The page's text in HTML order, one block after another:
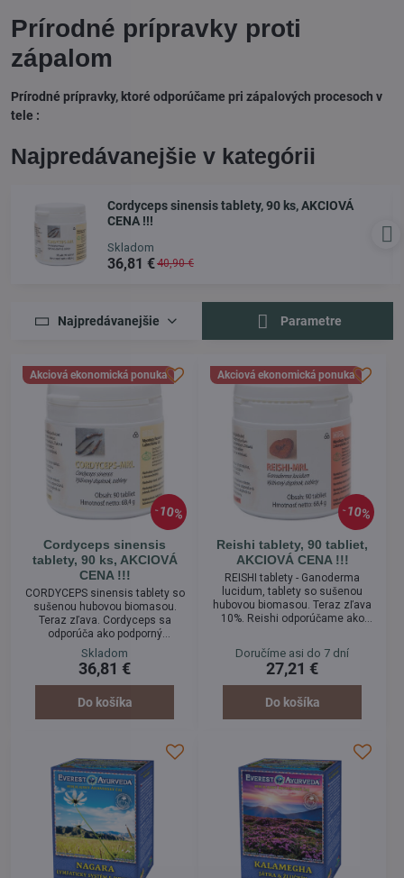
Prírodné prípravky proti
zápalom
Prírodné prípravky, ktoré odporúčame pri zápalových procesoch v
tele :
Najpredávanejšie v kategórii
Cordyceps sinensis tablety, 90 ks, AKCIOVÁ
CENA !!!
Skladom
36,81 €40,90 €
Najpredávanejšie Parametre
10%
Akciová ekonomická ponuka
Cordyceps sinensis
tablety, 90 ks, AKCIOVÁ
CENA !!!
CORDYCEPS sinensis tablety so
sušenou hubovou biomasou.
Teraz zľava. Cordyceps sa
odporúča ako podporný
prostriedok pri: oslabenej
imunite, stafylokokových,
streptokokových a
pneumokokových infekciách,
stavoch po chemoterapii a
Skladom
36,81 €
Do košíka
10%
Akciová ekonomická ponuka
Reishi tablety, 90 tabliet,
AKCIOVÁ CENA !!!
REISHI tablety - Ganoderma
lucidum, tablety so sušenou
hubovou biomasou. Teraz zľava
10%. Reishi odporúčame ako
streptokokových a
stafylokokových infekciách,
vyššom stresovom vypätí,
regenerácii po chorobe, operácii,
Doručíme asi do 7 dní
27,21 €
Do košíka